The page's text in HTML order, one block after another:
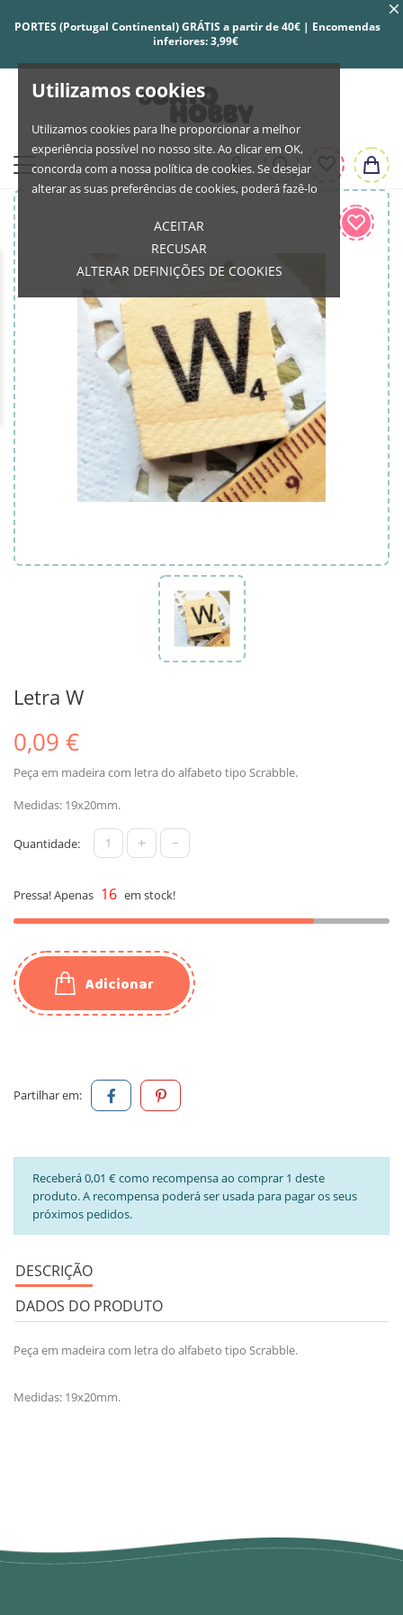
Utilizamos cookies
Utilizamos cookies para lhe proporcionar a melhor
experiência possível no nosso site. Ao clicar em OK,
concorda com a nossa política de cookies. Se desejar
alterar as suas preferências de cookies, poderá fazê-lo
ACEITAR
RECUSAR
ALTERAR DEFINIÇÕES DE COOKIES
PORTES (Portugal Continental) GRÁTIS a partir de 40€ | Encomendas
inferiores: 3,99€
Letra W
0,09 €
Peça em madeira com letra do alfabeto tipo Scrabble.
Medidas: 19x20mm.
Quantidade: + -
Pressa! Apenas 16 em stock!
Adicionar
Partilhar em:
Receberá 0,01 € como recompensa ao comprar 1 deste
produto. A recompensa poderá ser usada para pagar os seus
próximos pedidos.
DESCRIÇÃO
DADOS DO PRODUTO
Peça em madeira com letra do alfabeto tipo Scrabble.
Medidas: 19x20mm.